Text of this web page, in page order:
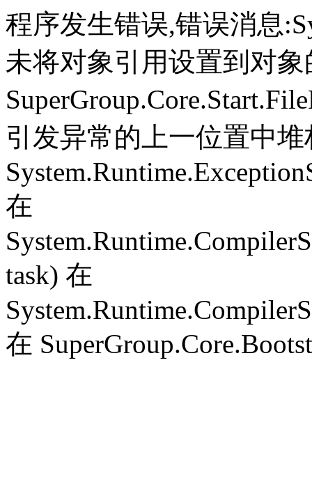
程序发生错误,错误消息
未将对象引用设置到对
引发异常的上一位置中
在
task) 在
在